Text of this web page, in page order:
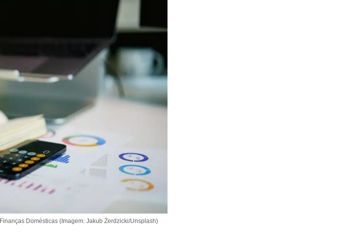
Domésticas (Imagem: Jakub Żerdzicki/Unsplash)